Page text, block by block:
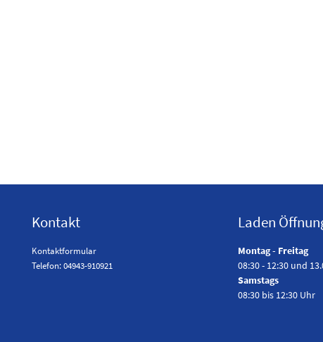
Kontakt
Kontaktformular
Telefon: 04943-910921
Laden
Montag - Freitag
08:30 - 12:30 und
Samstags
08:30 bis 12:30 Uhr